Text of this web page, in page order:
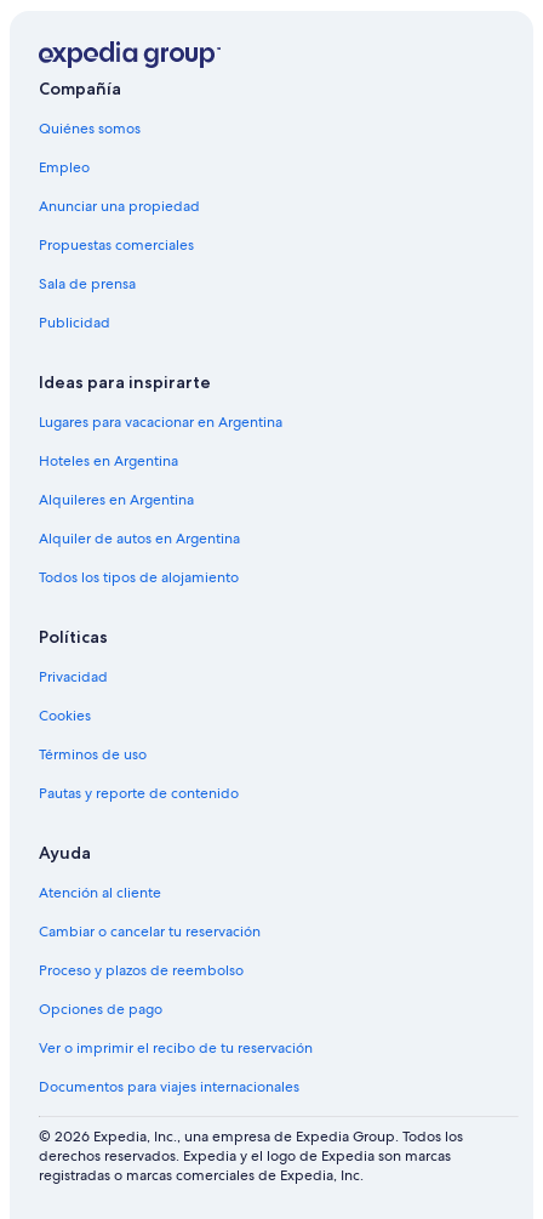
Compañía
Quiénes somos
Empleo
Anunciar una propiedad
Propuestas comerciales
Sala de prensa
Publicidad
Ideas para inspirarte
Lugares para vacacionar en Argentina
Hoteles en Argentina
Alquileres en Argentina
Alquiler de autos en Argentina
Todos los tipos de alojamiento
Políticas
Privacidad
Cookies
Términos de uso
Pautas y reporte de contenido
Ayuda
Atención al cliente
Cambiar o cancelar tu reservación
Proceso y plazos de reembolso
Opciones de pago
Ver o imprimir el recibo de tu reservación
Documentos para viajes internacionales
© 2026 Expedia, Inc., una empresa de Expedia Group. Todos los
derechos reservados. Expedia y el logo de Expedia son marcas
registradas o marcas comerciales de Expedia, Inc.